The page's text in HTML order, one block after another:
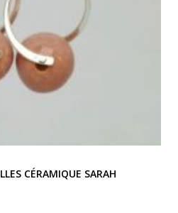
CÉRAMIQUE SARAH